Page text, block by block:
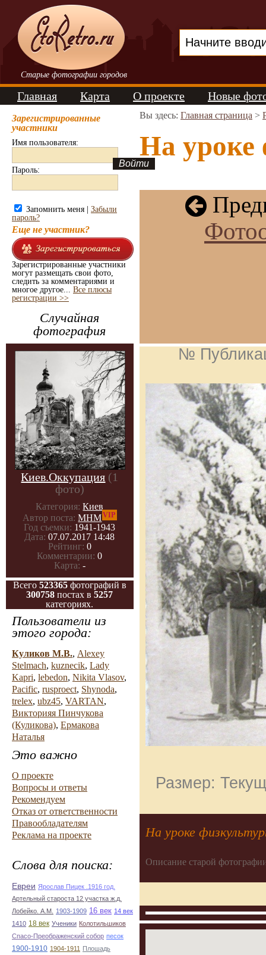
Старые фотографии городов
Главная Карта О проекте Новые
Зарегистрированные
участники
Имя пользователя:
Пароль:
Запомнить меня | Забыли
пароль?
Еще не участник?
Зарегистрированные участники
могут размещать свои фото,
следить за комментариями и
многое другое... Все плюсы
регистрации >>
Случайная
фотография
Киев.Оккупация (1
фото)
Категория: Киев
Автор поста: МНМVIP
Год съемки: 1941-1943
Дата: 07.07.2017 14:48
Рейтинг: 0
Комментарии: 0
Карта: -
Всего 523365 фотографий в
300758 постах в5257
категориях.
Пользователи из
этого города:
Куликов М.В., Alexey
Stelmach, kuznecik, Lady
Kapri, lebedon, Nikita Vlasov,
Pacific, rusproect, Shynoda,
trelex, ubz45, VARTAN,
Викторияя Пинчукова
(Куликова), Ермакова
Наталья
Это важно
О проекте
Вопросы и ответы
Рекомендуем
Отказ от ответственности
Правообладателям
Реклама на проекте
Слова для поиска:
Евреи Ярослав Пицек .1916 год.
Артельный староста 12 участка ж.д.
Лобейко. А.М.
1903-1909 16 век 14 век
1410 18 век Ученики Колотильшиков
Спасо-Преображенский собор песок
1900-1910 1904-1911 Плошадь
Вы здесь: Главная страница >
На уроке
№
Размер:
На уроке
Описание старой